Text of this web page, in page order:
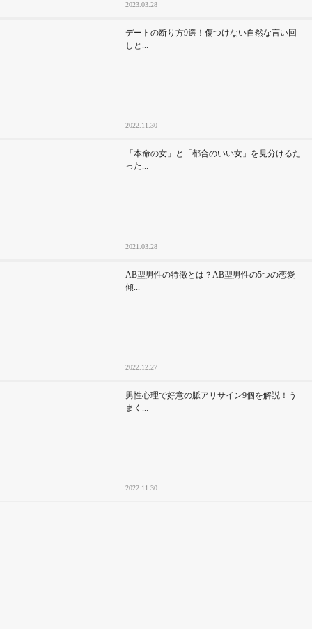
2023.03.28
デートの断り方9選！傷つけない自然な言い回
しと...
2022.11.30
「本命の女」と「都合のいい女」を見分けるた
った...
2021.03.28
AB型男性の特徴とは？AB型男性の5つの恋愛
傾...
2022.12.27
男性心理で好意の脈アリサイン9個を解説！う
まく...
2022.11.30